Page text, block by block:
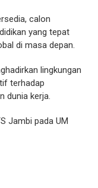
calon
yang tepat
di masa depan.
lingkungan
terhadap
dunia kerja.
Jambi pada UM